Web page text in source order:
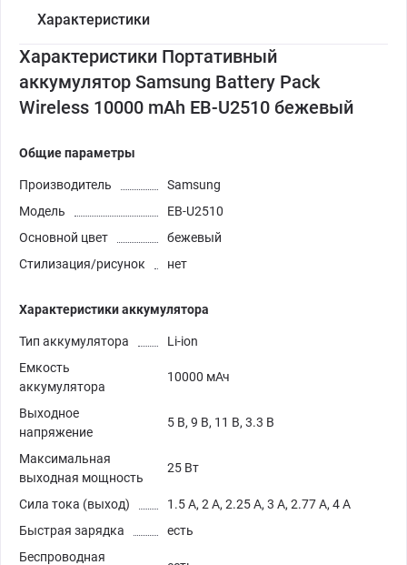
Характеристики
Характеристики Портативный
аккумулятор Samsung Battery Pack
Wireless 10000 mAh EB-U2510 бежевый
Общие параметры
Производитель
Samsung
Модель
EB-U2510
Основной цвет
бежевый
Стилизация/рисунок
нет
Характеристики аккумулятора
Тип аккумулятора
Li-ion
Емкость
аккумулятора
10000 мАч
Выходное
напряжение
5 В, 9 В, 11 В, 3.3 В
Максимальная
выходная мощность
25 Вт
Сила тока (выход)
1.5 А, 2 А, 2.25 А, 3 А, 2.77 А, 4 А
Быстрая зарядка
есть
Беспроводная